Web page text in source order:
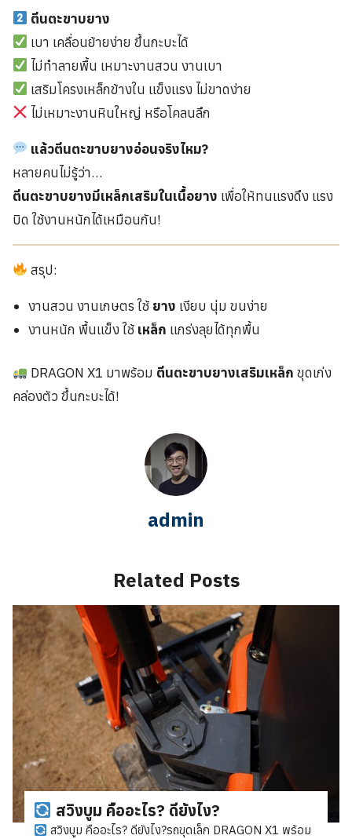
ตีนตะขาบยาง
เบา เคลื่อนย้ายง่าย ขึ้นกะบะได้
ไม่ทำลายพื้น เหมาะงานสวน งานเบา
เสริมโครงเหล็กข้างใน แข็งแรง ไม่ขาดง่าย
ไม่เหมาะงานหินใหญ่ หรือโคลนลึก
แล้วตีนตะขาบยางอ่อนจริงไหม?
หลายคนไม่รู้ว่า…
ตีนตะขาบยางมีเหล็กเสริมในเนื้อยาง เพื่อให้ทนแรงดึง แรง
บิด ใช้งานหนักได้เหมือนกัน!
สรุป:
งานสวน งานเกษตร ใช้ ยาง เงียบ นุ่ม ขนง่าย
งานหนัก พื้นแข็ง ใช้ เหล็ก แกร่งลุยได้ทุกพื้น
DRAGON X1 มาพร้อม ตีนตะขาบยางเสริมเหล็ก ขุดเก่ง
คล่องตัว ขึ้นกะบะได้!
admin
Related Posts
สวิงบูม คืออะไร? ดียังไง?
สวิงบูม คืออะไร? ดียังไง?รถขุดเล็ก DRAGON X1 พร้อม